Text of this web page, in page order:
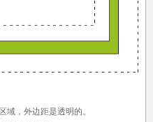
域，外边距是透明的。